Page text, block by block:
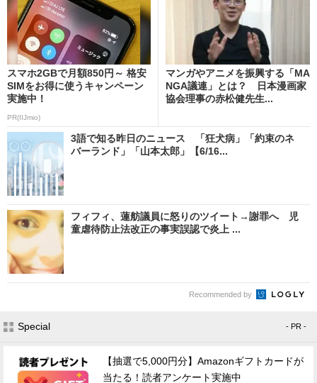
スマホ2GBで月額850円～ 格安
SIMをお得に使うキャンペーン
実施中！
PR(IIJmio)
マンガやアニメを振興する「MA
NGA議連」とは？ 日本漫画家
協会理事の赤松健先生...
3語で知る昨日のニュース 「狂犬病」「約束のネ
バーランド」「山本太郎」【6/16...
フィフィ、蓮舫議員に怒りのツイート→謝罪へ 児
童虐待防止法改正の事実誤認で炎上 ...
Recommended by
Special - PR -
【抽選で5,000円分】Amazonギフトカードが
当たる！読者アンケート実施中